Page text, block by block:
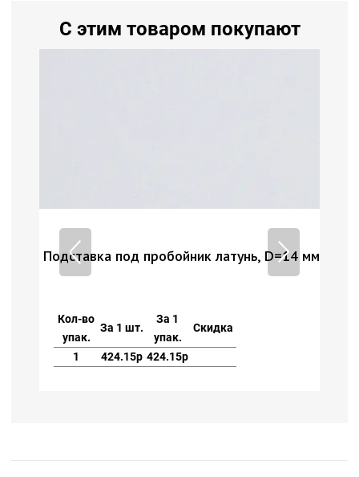
С этим товаром покупают
Подставка под пробойник латунь, D=14 мм
Кол-во
упак.
За 1 шт.
За 1
упак.
Скидка
1 424.15р 424.15р